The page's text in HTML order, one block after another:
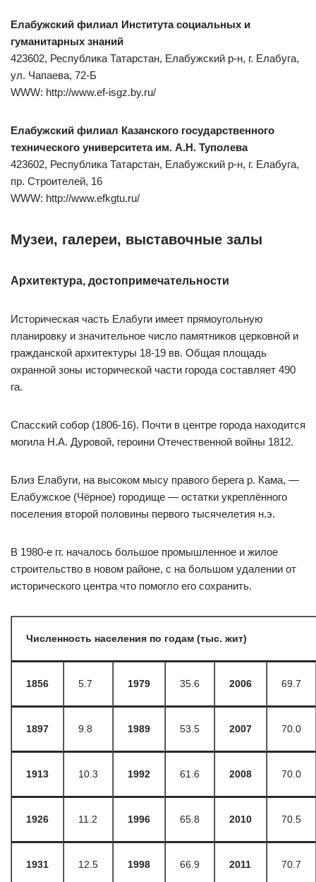
Елабужский филиал Института социальных и
гуманитарных знаний
423602, Республика Татарстан, Елабужский р-н, г. Елабуга,
ул. Чапаева, 72-Б
WWW: http://www.ef-isgz.by.ru/
Елабужский филиал Казанского государственного
технического университета им. А.Н. Туполева
423602, Республика Татарстан, Елабужский р-н, г. Елабуга,
пр. Строителей, 16
WWW: http://www.efkgtu.ru/
Музеи, галереи, выставочные залы
Архитектура, достопримечательности
Историческая часть Елабуги имеет прямоугольную
планировку и значительное число памятников церковной и
гражданской архитектуры 18-19 вв. Общая площадь
охранной зоны исторической части города составляет 490
га.
Спасский собор (1806-16). Почти в центре города находится
могила Н.А. Дуровой, героини Отечественной войны 1812.
Близ Елабуги, на высоком мысу правого берега р. Кама, —
Елабужское (Чёрное) городище — остатки укреплённого
поселения второй половины первого тысячелетия н.э.
В 1980-е гг. началось большое промышленное и жилое
строительство в новом районе, с на большом удалении от
исторического центра что помогло его сохранить.
Численность населения по годам (тыс. жит)
1856 5.7 1979 35.6 2006 69.7
1897 9.8 1989 53.5 2007 70.0
1913 10.3 1992 61.6 2008 70.0
1926 11.2 1996 65.8 2010 70.5
1931 12.5 1998 66.9 2011 70.7